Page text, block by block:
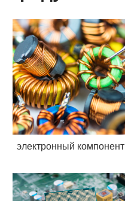
электронный компонент